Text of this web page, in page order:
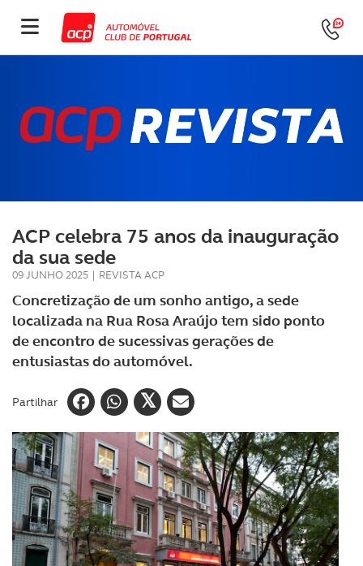
ACP celebra 75 anos da inauguração
da sua sede
09 JUNHO 2025 | REVISTA ACP
Concretização de um sonho antigo, a sede
localizada na Rua Rosa Araújo tem sido ponto
de encontro de sucessivas gerações de
entusiastas do automóvel.
Partilhar